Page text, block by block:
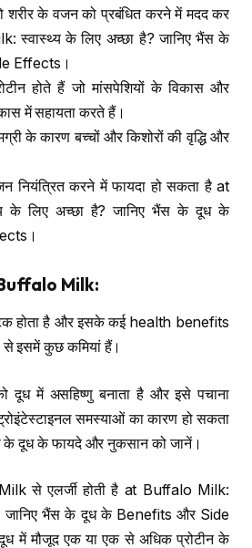
शरीर के वजन को प्रबंधित करने में मदद कर
स्वास्थ्य के लिए अच्छा है? जानिए भैंस के
Effects।
होते हैं जो मांसपेशियों के विकास और
में सहायता करते हैं।
के कारण बच्चों और किशोरों की वृद्धि और
नियंत्रित करने में फायदा हो सकता है at
के लिए अच्छा है? जानिए भैंस के दूध के
Milk:
होता है और इसके कई health benefits
से इसमें कुछ कमियां हैं।
दूध में असहिष्णु बनाता है और इसे पचाना
समस्याओं का कारण हो सकता
के दूध के फायदे और नुकसान को जानें।
से एलर्जी होती है at Buffalo Milk:
जानिए भैंस के दूध के Benefits और Side
में मौजूद एक या एक से अधिक प्रोटीन के